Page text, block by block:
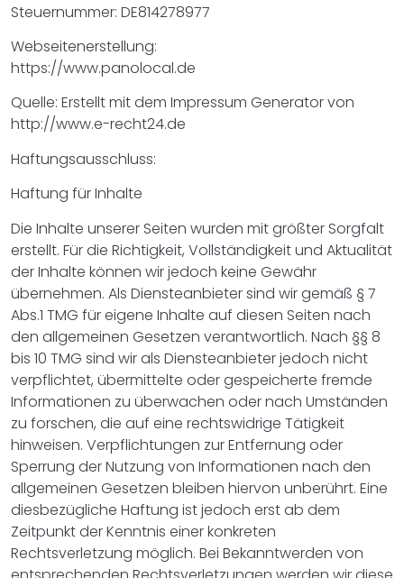
Steuernummer: DE814278977
Webseitenerstellung:
https://www.panolocal.de
Quelle: Erstellt mit dem Impressum Generator von
http://www.e-recht24.de
Haftungsausschluss:
Haftung für Inhalte
Die Inhalte unserer Seiten wurden mit größter Sorgfalt
erstellt. Für die Richtigkeit, Vollständigkeit und Aktualität
der Inhalte können wir jedoch keine Gewähr
übernehmen. Als Diensteanbieter sind wir gemäß § 7
Abs.1 TMG für eigene Inhalte auf diesen Seiten nach
den allgemeinen Gesetzen verantwortlich. Nach §§ 8
bis 10 TMG sind wir als Diensteanbieter jedoch nicht
verpflichtet, übermittelte oder gespeicherte fremde
Informationen zu überwachen oder nach Umständen
zu forschen, die auf eine rechtswidrige Tätigkeit
hinweisen. Verpflichtungen zur Entfernung oder
Sperrung der Nutzung von Informationen nach den
allgemeinen Gesetzen bleiben hiervon unberührt. Eine
diesbezügliche Haftung ist jedoch erst ab dem
Zeitpunkt der Kenntnis einer konkreten
Rechtsverletzung möglich. Bei Bekanntwerden von